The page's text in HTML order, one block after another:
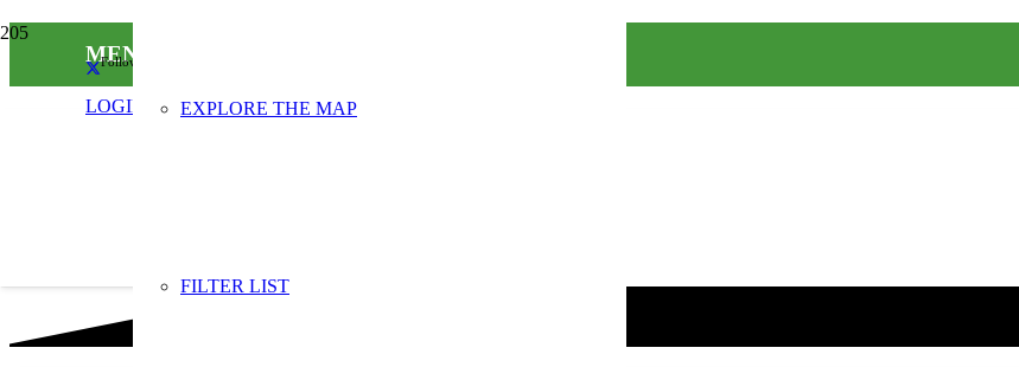
Follow us on social media
LOGIN EXPLORE THE MAP
FILTER LIST
MENO CARTA IN BANCA